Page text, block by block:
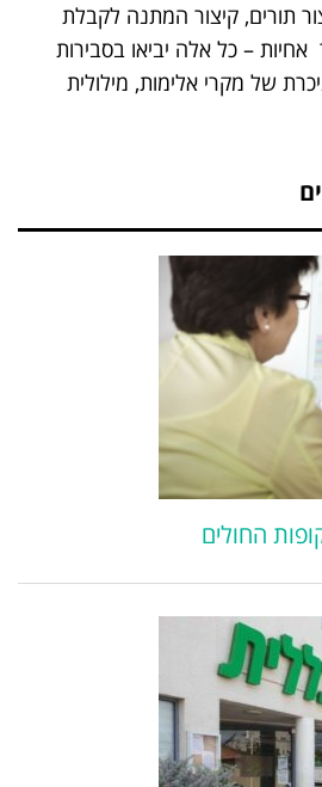
תורים, קיצור המתנה לקבלת
אחיות – כל אלה יביאו בסבירות
של מקרי אלימות, מילולית
החולים